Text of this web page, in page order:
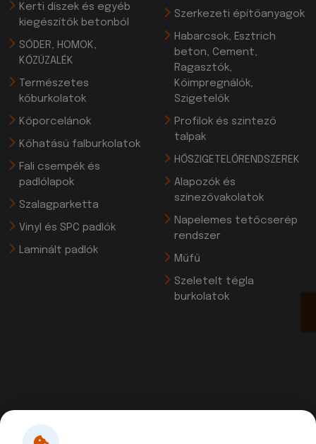
Kerti díszek és egyéb
kiegészítők betonból
SÓDER, HOMOK,
KŐZÚZALÉK
Természetes
kőburkolatok
Kőporcelánok
Kőhatású falburkolatok
Fali csempék és
padlólapok
Szalagparketta
Vinyl és SPC padlók
Laminált padlók
Szerkezeti építőanyagok
Habarcsok, Esztrich
beton, Cement,
Ragasztók,
Kőimpregnálók,
Szigetelők
Profilok és szintező
talpak
HŐSZIGETELŐRENDSZEREK
Alapozók és
színezővakolatok
Napelemes tetőcserép
rendszer
Műfű
Szeletelt tégla
burkolatok